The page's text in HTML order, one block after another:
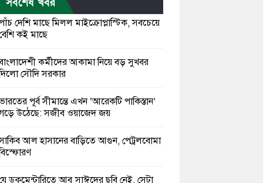
দেশি মাছে মিলল মাইক্রোপ্লাস্টিক, সবচেয়ে
কই মাছে
কর্মীদের আকামা নিয়ে বড় সুখবর
সৌদি সরকার
পূর্ব সীমান্তে এখন ‘আরেকটি পাকিস্তান’
উঠেছে: সজীব ওয়াজেদ জয়
আল হাসানের বাড়িতে আগুন, পেট্রলবোমা
ডকুমেন্টারিতে আবু সাঈদের ছবি নেই, সেটা